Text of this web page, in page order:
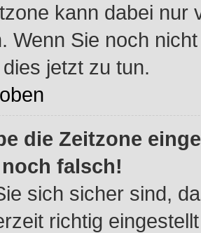
kann dabei nur
Wenn Sie noch
jetzt zu tun.
die Zeitzone
falsch!
sich sicher sind,
richtig